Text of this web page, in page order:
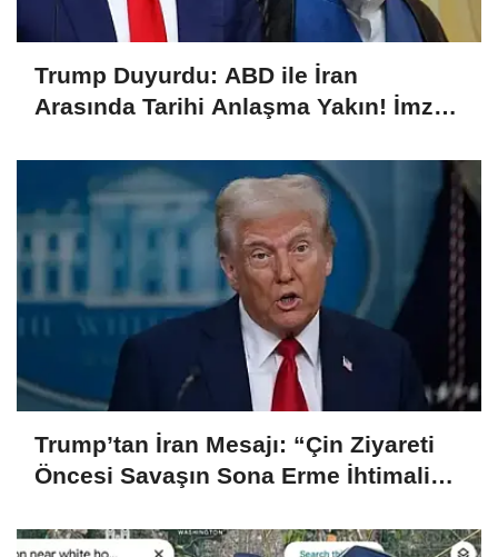
Trump Duyurdu: ABD ile İran
Arasında Tarihi Anlaşma Yakın! İmza
Trump’tan İran Mesajı: “Çin Ziyareti
Öncesi Savaşın Sona Erme İhtimali